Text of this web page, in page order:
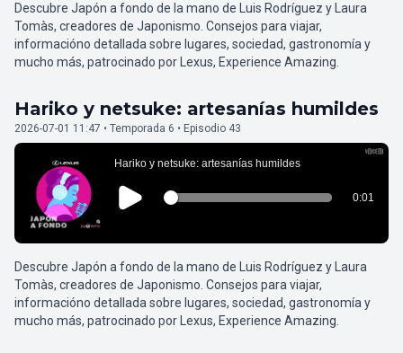
Descubre Japón a fondo de la mano de Luis Rodríguez y Laura
Tomàs, creadores de Japonismo. Consejos para viajar,
informacióno detallada sobre lugares, sociedad, gastronomía y
mucho más, patrocinado por Lexus, Experience Amazing.
Hariko y netsuke: artesanías humildes
2026-07-01 11:47 • Temporada 6 • Episodio 43
Descubre Japón a fondo de la mano de Luis Rodríguez y Laura
Tomàs, creadores de Japonismo. Consejos para viajar,
informacióno detallada sobre lugares, sociedad, gastronomía y
mucho más, patrocinado por Lexus, Experience Amazing.